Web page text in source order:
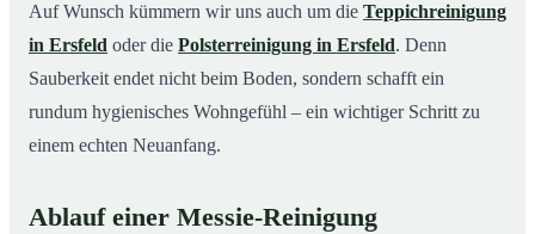
Auf Wunsch kümmern wir uns auch um die Teppichreinigung
in Ersfeld oder die Polsterreinigung in Ersfeld. Denn
Sauberkeit endet nicht beim Boden, sondern schafft ein
rundum hygienisches Wohngefühl – ein wichtiger Schritt zu
einem echten Neuanfang.
Ablauf einer Messie-Reinigung